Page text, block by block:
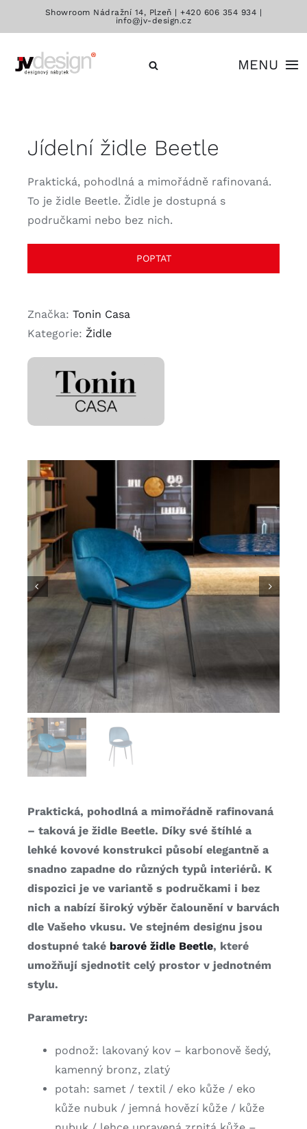
PřeskočitShowroom Nádražní 14, Plzeň |+420 606 354 934 |
info@jv-design.cz
MENU
Značky
Jídelní židle Beetle
Praktická, pohodlná a mimořádně rafinovaná.
To je židle Beetle. Židle je dostupná s
područkami nebo bez nich.
POPTAT
Značka: Tonin Casa
Kategorie: Židle
Praktická, pohodlná a mimořádně rafinovaná
– taková je židle Beetle. Díky své štíhlé a
lehké kovové konstrukci působí elegantně a
snadno zapadne do různých typů interiérů. K
dispozici je ve variantě s područkami i bez
nich a nabízí široký výběr čalounění v barvách
dle Vašeho vkusu. Ve stejném designu jsou
dostupné také barové židle Beetle, které
umožňují sjednotit celý prostor v jednotném
stylu.
Parametry:
podnož: lakovaný kov – karbonově šedý,
kamenný bronz, zlatý
potah: samet / textil / eko kůže / eko
kůže nubuk / jemná hovězí kůže / kůže